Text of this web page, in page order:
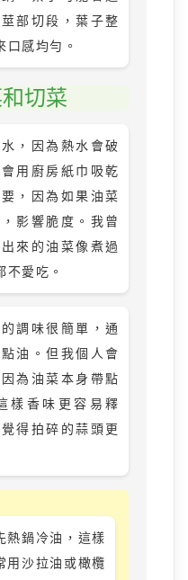
部切段，葉子整
口感均勻。
切菜
，因為熱水會破
用廚房紙巾吸乾
，因為如果油菜
影響脆度。我曾
來的油菜像煮過
愛吃。
調味很簡單，通
油。但我個人會
為油菜本身帶點
樣香味更容易釋
得拍碎的蒜頭更
熱鍋冷油，這樣
用沙拉油或橄欖